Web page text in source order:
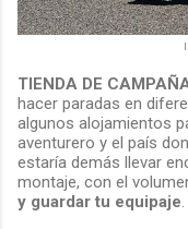
TIENDA DE
hacer paradas en
algunos alojamientos
aventurero y el país
estaría demás llevar
montaje, con el
y guardar tu equipaje